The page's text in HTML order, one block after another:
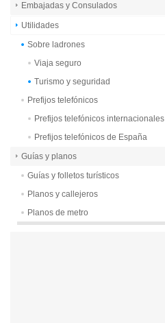
Embajadas y Consulados
Utilidades
Sobre ladrones
Viaja seguro
Turismo y seguridad
Prefijos telefónicos
Prefijos telefónicos internacionales
Prefijos telefónicos de España
Guías y planos
Guías y folletos turísticos
Planos y callejeros
Planos de metro